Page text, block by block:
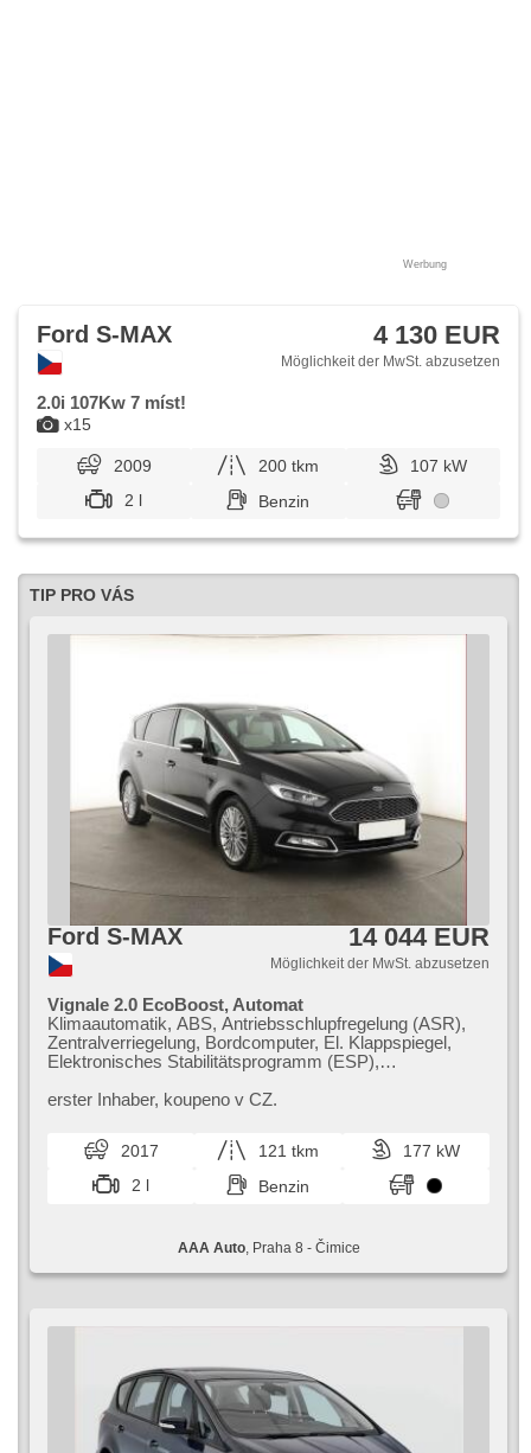
Werbung
x15
Ford S-MAX 4 130 EUR
Möglichkeit der MwSt. abzusetzen
2.0i 107Kw 7 míst!
2009 200 tkm
107 kW
2 l
Benzin
TIP PRO VÁS
Ford S-MAX 14 044 EUR
Möglichkeit der MwSt. abzusetzen
Vignale 2.0 EcoBoost, Automat
Klimaautomatik, ABS, Antriebsschlupfregelung (ASR),
Zentralverriegelung, Bordcomputer, El. Klappspiegel,
Elektronisches Stabilitätsprogramm (ESP),
Scheibenwischersensor, starten per Taste,
Frontscheibe, beheizte Lenkrad, Uhr Spur,
Panoramadach, Servolenkung, El. Seitenscheiben,
Autoradio, Automatikgetriebe
erster Inhaber,​ koupeno v CZ.
2017 121 tkm
177 kW
2 l
Benzin
AAA Auto, Praha 8 - Čimice